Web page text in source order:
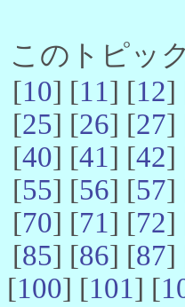
このトピッ
[10] [11] [12]
[25] [26] [27]
[40] [41] [42]
[55] [56] [57]
[70] [71] [72]
[85] [86] [87]
[100] [101] [